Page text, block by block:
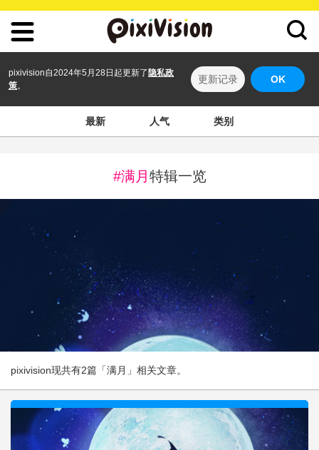
pixivision自2024年5月28日起更新了 隐私政
策。
更新记录 OK
最新 人气 类别
#满月 特辑一览
pixivision现共有2篇「满月」相关文章。